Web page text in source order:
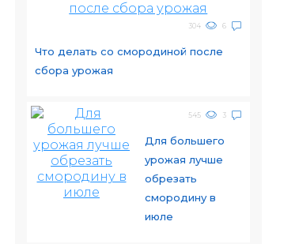
304 6
Что делать со смородиной после
сбора урожая
545 3
Для большего
урожая лучше
обрезать
смородину в
июле